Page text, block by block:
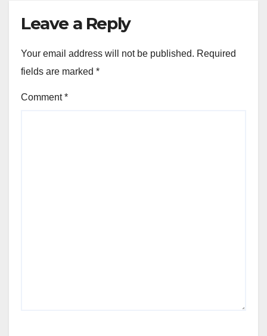
Leave a Reply
Your email address will not be published. Required
fields are marked *
Comment*